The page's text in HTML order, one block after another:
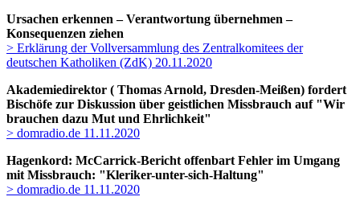
Ursachen erkennen – Verantwortung übernehmen –
Konsequenzen ziehen
> Erklärung der Vollversammlung des Zentralkomitees der
deutschen Katholiken (ZdK) 20.11.2020
Akademiedirektor ( Thomas Arnold, Dresden-Meißen) fordert
Bischöfe zur Diskussion über geistlichen Missbrauch auf "Wir
brauchen dazu Mut und Ehrlichkeit"
> domradio.de 11.11.2020
Hagenkord: McCarrick-Bericht offenbart Fehler im Umgang
mit Missbrauch: "Kleriker-unter-sich-Haltung"
> domradio.de 11.11.2020